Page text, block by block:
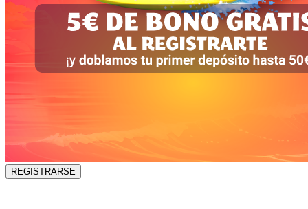
REGISTRARSE